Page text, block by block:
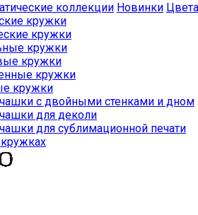
коллекции Новинки Цвета
кружки
кружки
кружки
кружки
кружки
кружки
с двойными стенками и дном
для деколи
для сублимационной печати